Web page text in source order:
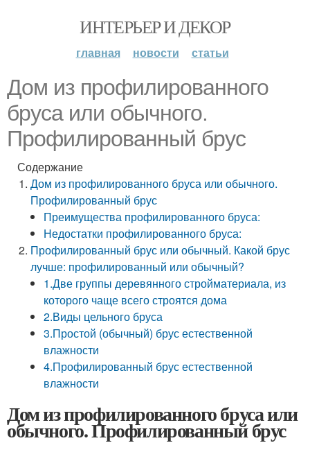
ИНТЕРЬЕР И ДЕКОР
главная новости статьи
Дом из профилированного
бруса или обычного.
Профилированный брус
Содержание
Дом из профилированного бруса или обычного.
Профилированный брус
Преимущества профилированного бруса:
Недостатки профилированного бруса:
Профилированный брус или обычный. Какой брус
лучше: профилированный или обычный?
1.Две группы деревянного стройматериала, из
которого чаще всего строятся дома
2.Виды цельного бруса
3.Простой (обычный) брус естественной
влажности
4.Профилированный брус естественной
влажности
Дом из профилированного бруса или
обычного. Профилированный брус